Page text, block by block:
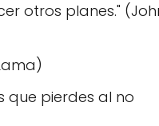
otros planes."
que pierdes al no